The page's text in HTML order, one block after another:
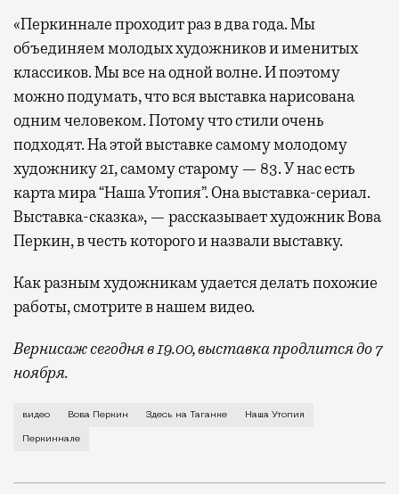
«Перкиннале проходит раз в два года. Мы
объединяем молодых художников и именитых
классиков. Мы все на одной волне. И поэтому
можно подумать, что вся выставка нарисована
одним человеком. Потому что стили очень
подходят. На этой выставке самому молодому
художнику 21, самому старому — 83. У нас есть
карта мира “Наша Утопия”. Она выставка-сериал.
Выставка-сказка», — рассказывает художник Вова
Перкин, в честь которого и назвали выставку.
Как разным художникам удается делать похожие
работы, смотрите в нашем видео.
Вернисаж сегодня в 19.00, выставка продлится до 7
ноября.
Сегодня в галерее «Здесь на Таганке», которой
видео Вова Перкин Здесь на Таганке Наша Утопия
Перкиннале